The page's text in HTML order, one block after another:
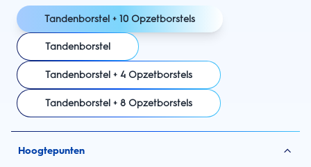
Tandenborstel + 10 Opzetborstels
Tandenborstel
Tandenborstel + 4 Opzetborstels
Tandenborstel + 8 Opzetborstels
Hoogtepunten